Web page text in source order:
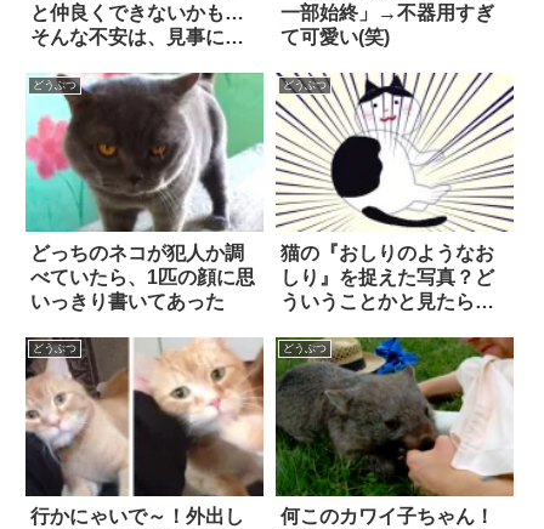
と仲良くできないかも…
そんな不安は、見事に外
一部始終」→不器用すぎ
て可愛い(笑)
どうぶつ
どっちのネコが犯人か調
べていたら、1匹の顔に思
いっきり書いてあった
どうぶつ
猫の『おしりのようなお
しり』を捉えた写真？ど
ういうことかと見たら、
どうぶつ
行かにゃいで～！外出し
どうぶつ
何このカワイ子ちゃん！